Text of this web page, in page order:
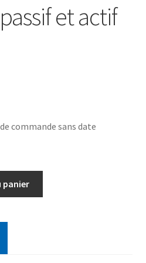
et actif
commande sans date
panier